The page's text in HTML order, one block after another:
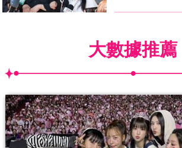
大數據推薦